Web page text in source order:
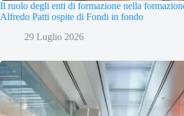
Il ruolo degli enti di formazione nella
Alfredo Patti ospite di Fondi in fondo
29 Luglio 2026